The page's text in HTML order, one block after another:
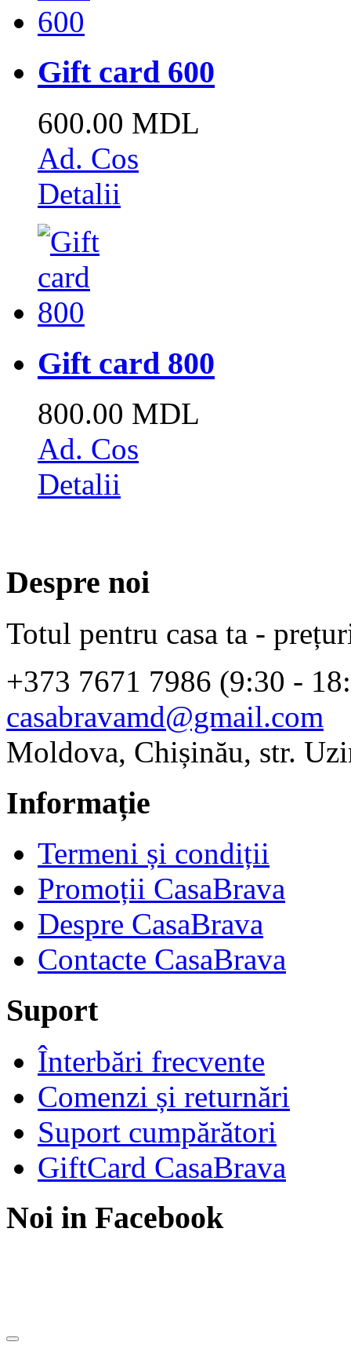
Gift card 600
600.00 MDL
Ad. Cos
Detalii
Gift card 800
800.00 MDL
Ad. Cos
Detalii
Despre noi
Totul pentru casa ta -
+373 7671 7986 (9:30 -
casabravamd@gmail.com
Moldova, Chișinău, str.
Informație
Termeni și condiții
Promoții CasaBrava
Despre CasaBrava
Contacte CasaBrava
Suport
Înterbări frecvente
Comenzi și returnări
Suport cumpărători
GiftCard CasaBrava
Noi in Facebook